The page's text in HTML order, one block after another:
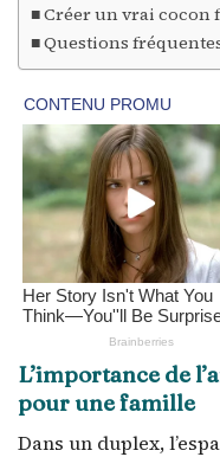
Créer un vrai cocon
Questions
L’importance de
pour une famille
Dans un duplex,